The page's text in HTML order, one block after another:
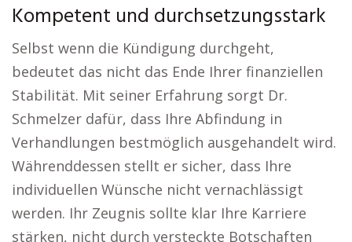
Kompetent und durchsetzungsstark
Selbst wenn die Kündigung durchgeht,
bedeutet das nicht das Ende Ihrer finanziellen
Stabilität. Mit seiner Erfahrung sorgt Dr.
Schmelzer dafür, dass Ihre Abfindung in
Verhandlungen bestmöglich ausgehandelt wird.
Währenddessen stellt er sicher, dass Ihre
individuellen Wünsche nicht vernachlässigt
werden. Ihr Zeugnis sollte klar Ihre Karriere
stärken, nicht durch versteckte Botschaften